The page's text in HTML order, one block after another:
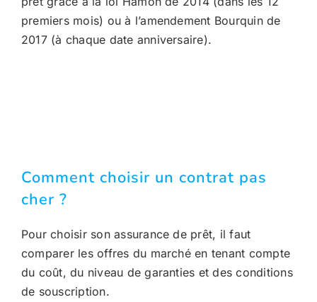
premiers mois) ou à l’amendement Bourquin de
2017 (à chaque date anniversaire).
Comment choisir un contrat pas
cher ?
Pour choisir son assurance de prêt, il faut
comparer les offres du marché en tenant compte
du coût, du niveau de garanties et des conditions
de souscription.